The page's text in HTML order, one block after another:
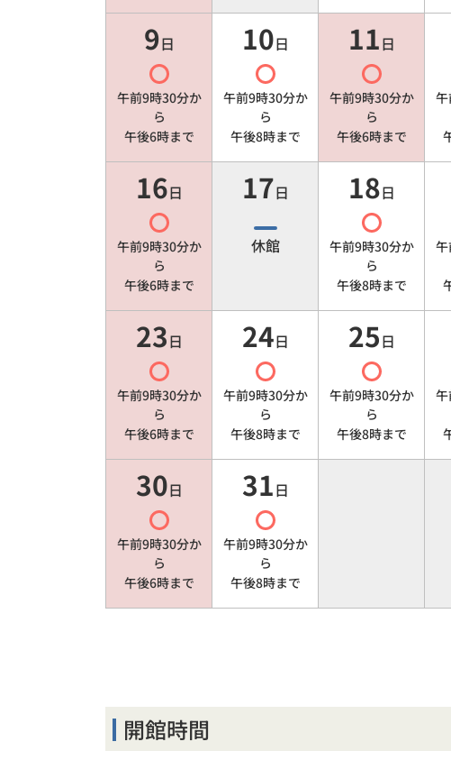
9日
午前9時30分か
ら
午後6時まで
10日
午前9時30分か
ら
午後8時まで
11日
午前9時30分か
ら
午後6時まで
16日
午前9時30分か
ら
午後6時まで
17日
休館
18日
午前9時30分か
ら
午後8時まで
23日
午前9時30分か
ら
午後6時まで
24日
午前9時30分か
ら
午後8時まで
25日
午前9時30分か
ら
午後8時まで
30日
午前9時30分か
ら
午後6時まで
31日
午前9時30分か
ら
午後8時まで
開館時間